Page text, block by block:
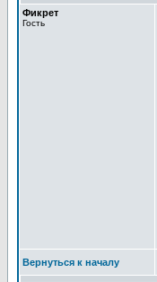
Фикрет
Гость
Вернуться к началу